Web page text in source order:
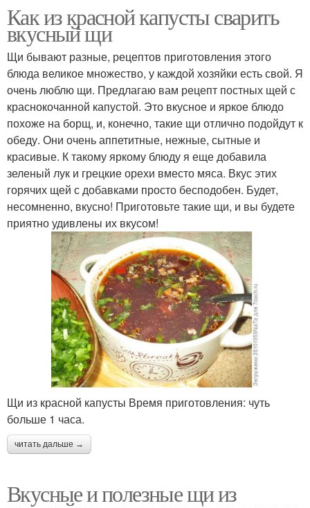
Как из красной капусты сварить
вкусный щи
Щи бывают разные, рецептов приготовления этого
блюда великое множество, у каждой хозяйки есть свой. Я
очень люблю щи. Предлагаю вам рецепт постных щей с
краснокочанной капустой. Это вкусное и яркое блюдо
похоже на борщ, и, конечно, такие щи отлично подойдут к
обеду. Они очень аппетитные, нежные, сытные и
красивые. К такому яркому блюду я еще добавила
зеленый лук и грецкие орехи вместо мяса. Вкус этих
горячих щей с добавками просто бесподобен. Будет,
несомненно, вкусно! Приготовьте такие щи, и вы будете
приятно удивлены их вкусом!
Щи из красной капусты Время приготовления: чуть
больше 1 часа.
читать дальше →
Вкусные и полезные щи из